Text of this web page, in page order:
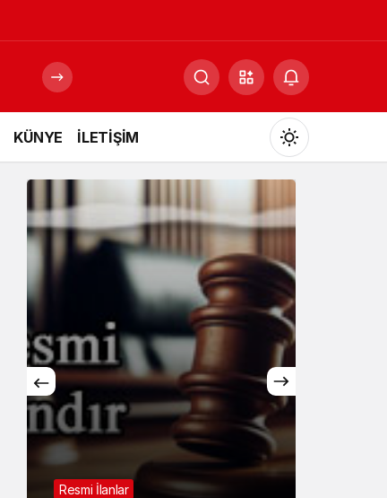
KÜNYE İLETİŞİM
Mod
değiştir
Gündüz Modu
Gündüz modunu seçin.
Gece Modu
Gece modunu seçin.
Sistem Modu
Sistem modunu seçin.
Resmi İlanlar